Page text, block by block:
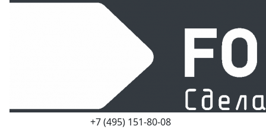
+7 (495) 151-80-08